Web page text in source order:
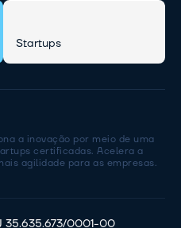
a inovação por meio de uma
certificadas. Acelera a
agilidade para as empresas.
Startups
35.635.673/0001-00